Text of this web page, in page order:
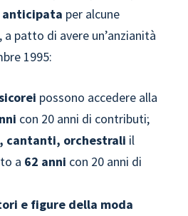
anticipata per alcune
patto di avere un’anzianità
1995:
possono accedere alla
con 20 anni di contributi;
orchestrali il
a 62 anni con 20 anni di
e figure della moda